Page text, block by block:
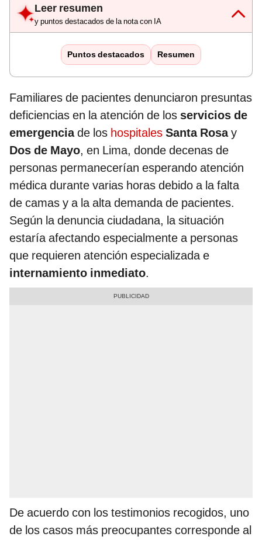
Leer resumen
y puntos destacados de la nota con IA
Puntos destacados Resumen
Familiares de pacientes denunciaron presuntas
deficiencias en la atención de los servicios de
emergenciade los hospitales Santa Rosay
Dos de Mayo, en Lima, donde decenas de
personas permanecerían esperando atención
médica durante varias horas debido a la falta
de camas y a la alta demanda de pacientes.
Según la denuncia ciudadana, la situación
estaría afectando especialmente a personas
que requieren atención especializada e
internamiento inmediato.
De acuerdo con los testimonios recogidos, uno
de los casos más preocupantes corresponde al